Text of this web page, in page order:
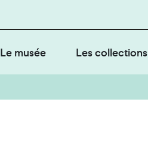
Le musée Les collections